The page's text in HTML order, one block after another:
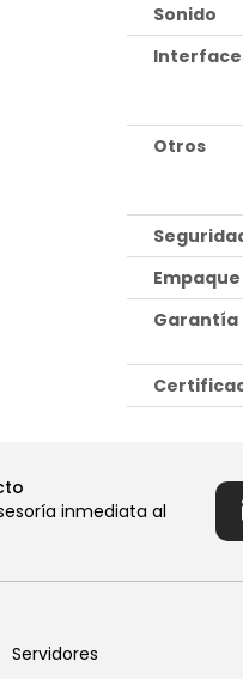
Sonido
Otros
Garantía
inmediata al
Servidores